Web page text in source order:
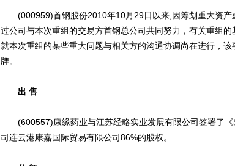
(000959)首钢股份2010年10月29日以来,因筹划重大资产
过公司与本次重组的交易方首钢总公司共同努力，有关重组
就本次重组的某些重大问题与相关方的沟通协调尚在进行，
牌。
出 售
(600557)康缘药业与江苏经略实业发展有限公司签署了《
司连云港康嘉国际贸易有限公司86%的股权。